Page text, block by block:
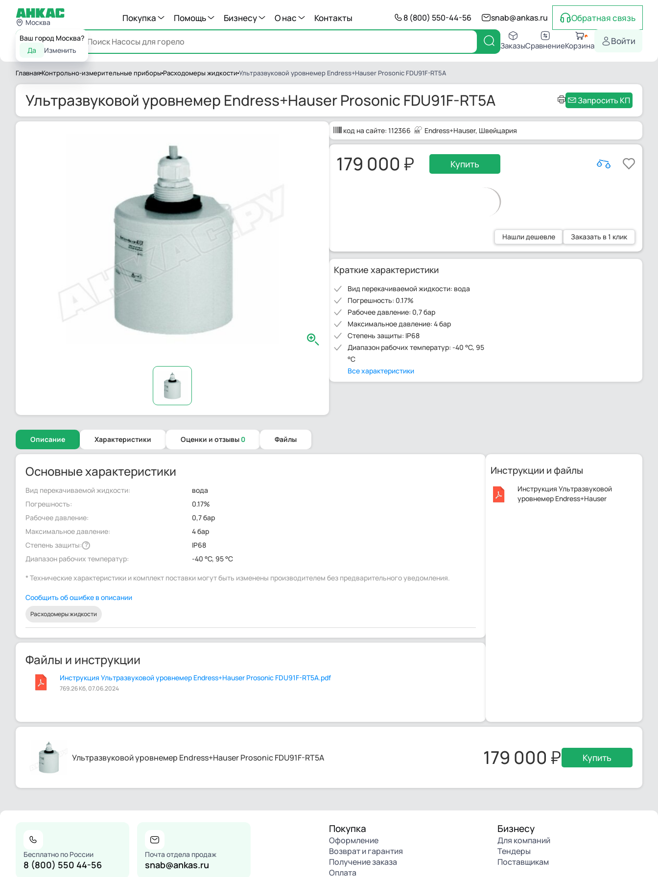
Москва
Ваш город Москва?
Да
Изменить
Покупка Помощь Бизнесу О нас Контакты 8 (800) 550-44-56 snab@ankas.ru Обратная связь
Каталог ЗаказыСравнениеКорзина Войти
Главная Контрольно-измерительные приборы Расходомеры жидкости Ультразвуковой уровнемер Endress+Hauser Prosonic FDU91F-RT5A
Ультразвуковой уровнемер Endress+Hauser Prosonic FDU91F-RT5A Запросить КП
код на сайте: 112366 Endress+Hauser, Швейцария
179 000 Купить
Нашли дешевле Заказать в 1 клик
Краткие характеристики
Вид перекачиваемой жидкости: вода
Погрешность: 0.17%
Рабочее давление: 0,7 бар
Максимальное давление: 4 бар
Степень защиты: IP68
Диапазон рабочих температур: -40 °C, 95
°C
Все характеристики
Описание Характеристики Оценки и отзывы 0 Файлы
Основные характеристики
Вид перекачиваемой жидкости:
вода
Погрешность:
0.17%
Рабочее давление:
0,7 бар
Максимальное давление:
4 бар
Степень защиты: ?
IP68
Диапазон рабочих температур:
-40 °C, 95 °C
* Технические характеристики и комплект поставки могут быть изменены производителем без предварительного уведомления.
Сообщить об ошибке в описании
Расходомеры жидкости
Файлы и инструкции
Инструкция Ультразвуковой уровнемер Endress+Hauser Prosonic FDU91F-RT5A.pdf
769.26 Кб, 07.06.2024
Инструкции и файлы
Инструкция Ультразвуковой
уровнемер Endress+Hauser
Ультразвуковой уровнемер Endress+Hauser Prosonic FDU91F-RT5A 179 000 Купить
Бесплатно по России
8 (800) 550 44-56
Почта отдела продаж
snab@ankas.ru
Покупка
Оформление
Возврат и гарантия
Получение заказа
Оплата
Бизнесу
Для компаний
Тендеры
Поставщикам